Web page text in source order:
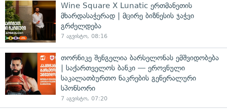
Wine Square X Lunatic ერთმანეთის
მხარდასაჭერად | მცირე ბიზნესის ჯაჭვი
გრძელდება
7 აგვისტო, 08:16
თორნიკე შენგელია ბარსელონას ემშვიდობება
| საქართველოს ბანკი — ეროვნული
საკალათბურთო ნაკრების გენერალური
სპონსორი
7 აგვისტო, 07:20